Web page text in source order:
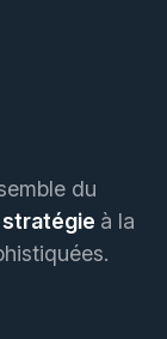
du
stratégie à la